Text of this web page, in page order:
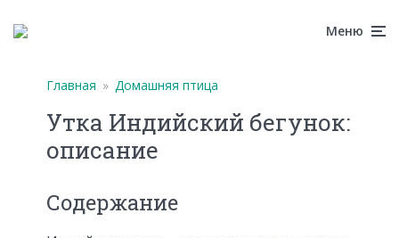
Меню
Главная » Домашняя птица
Утка Индийский бегунок:
описание
Содержание